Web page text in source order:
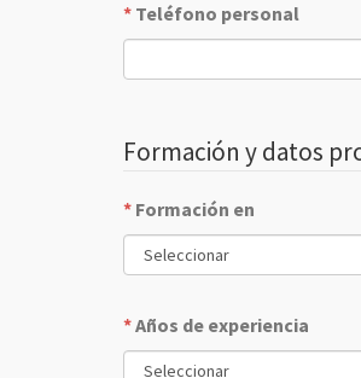
* Teléfono personal
Formación y datos
* Formación en
*Años de experiencia